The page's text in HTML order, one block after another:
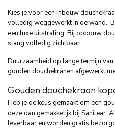
Kies je voor een inbouw
volledig weggewerkt in de wand.
een luxe uitstraling. Bij opbouw
stang volledig zichtbaar.
Duurzaamheid op lange termijn
gouden douchekranen afgewerkt
Gouden douchekraan
Heb je de keus gemaakt om een
deze dan gemakkelijk bij Sanitear.
leverbaar en worden gratis